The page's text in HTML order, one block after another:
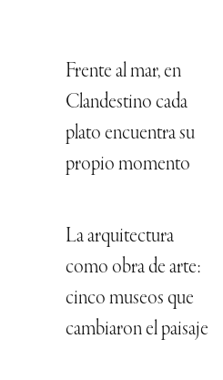
Frente al mar, en
Clandestino cada
plato encuentra su
propio momento
La arquitectura
como obra de arte:
cinco museos que
cambiaron el paisaje